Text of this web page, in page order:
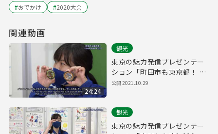
#おでかけ #2020大会
関連動画
24:24
観光
東京の魅力発信プレゼンテー
ション「町田市も東京都！ ～
Machida City～」
公開2021.10.29
観光
東京の魅力発信プレゼンテー